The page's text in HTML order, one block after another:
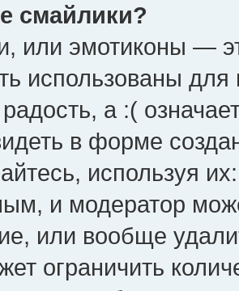
смайлики?
или эмотиконы —
использованы
радость, а :(
в форме
используя
и модератор
или вообще
ограничить